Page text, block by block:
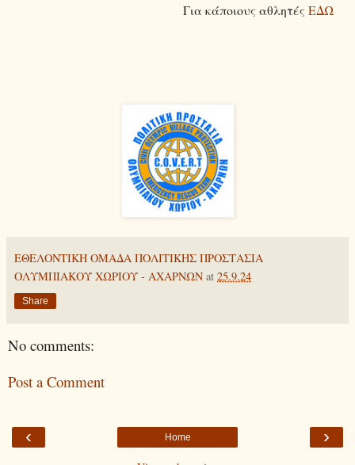
Για κάποιους αθλητές ΕΔΩ
ΕΘΕΛΟΝΤΙΚΗ ΟΜΑΔΑ ΠΟΛΙΤΙΚΗΣ ΠΡΟΣΤΑΣΙΑ
ΟΛΥΜΠΙΑΚΟΥ ΧΩΡΙΟΥ - ΑΧΑΡΝΩΝ at 25.9.24
Share
No comments:
Post a Comment
‹ ›
Home